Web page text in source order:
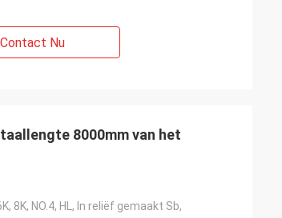
Contact Nu
8000mm van het
8K, NO.4, HL, In reliëf gemaakt Sb,